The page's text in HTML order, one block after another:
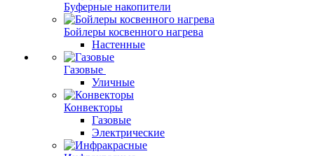
Буферные накопители
Бойлеры косвенного нагрева
Настенные
Газовые
Уличные
Конвекторы
Газовые
Электрические